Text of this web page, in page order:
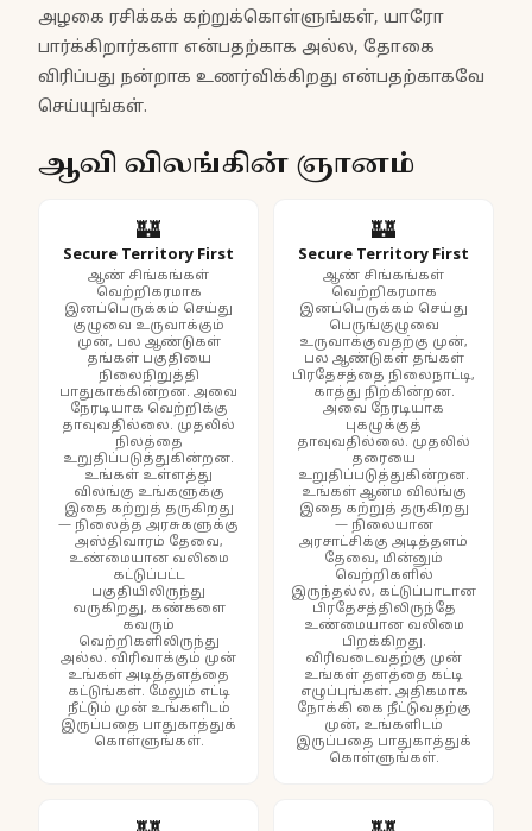
அழகை ரசிக்கக் கற்றுக்கொள்ளுங்கள், யாரோ
பார்க்கிறார்களா என்பதற்காக அல்ல, தோகை
விரிப்பது நன்றாக உணர்விக்கிறது என்பதற்காகவே
செய்யுங்கள்.
ஆவி விலங்கின் ஞானம்
🏰
Secure Territory First
ஆண் சிங்கங்கள்
வெற்றிகரமாக
இனப்பெருக்கம் செய்து
குழுவை உருவாக்கும்
முன், பல ஆண்டுகள்
தங்கள் பகுதியை
நிலைநிறுத்தி
பாதுகாக்கின்றன. அவை
நேரடியாக வெற்றிக்கு
தாவுவதில்லை. முதலில்
நிலத்தை
உறுதிப்படுத்துகின்றன.
உங்கள் உள்ளத்து
விலங்கு உங்களுக்கு
இதை கற்றுத் தருகிறது
— நிலைத்த அரசுகளுக்கு
அஸ்திவாரம் தேவை,
உண்மையான வலிமை
கட்டுப்பட்ட
பகுதியிலிருந்து
வருகிறது, கண்களை
கவரும்
வெற்றிகளிலிருந்து
அல்ல. விரிவாக்கும் முன்
உங்கள் அடித்தளத்தை
கட்டுங்கள். மேலும் எட்டி
நீட்டும் முன் உங்களிடம்
இருப்பதை பாதுகாத்துக்
கொள்ளுங்கள்.
🏰
Secure Territory First
ஆண் சிங்கங்கள்
வெற்றிகரமாக
இனப்பெருக்கம் செய்து
பெருங்குழுவை
உருவாக்குவதற்கு முன்,
பல ஆண்டுகள் தங்கள்
பிரதேசத்தை நிலைநாட்டி,
காத்து நிற்கின்றன.
அவை நேரடியாக
புகழுக்குத்
தாவுவதில்லை. முதலில்
தரையை
உறுதிப்படுத்துகின்றன.
உங்கள் ஆன்ம விலங்கு
இதை கற்றுத் தருகிறது
— நிலையான
அரசாட்சிக்கு அடித்தளம்
தேவை, மின்னும்
வெற்றிகளில்
இருந்தல்ல, கட்டுப்பாடான
பிரதேசத்திலிருந்தே
உண்மையான வலிமை
பிறக்கிறது.
விரிவடைவதற்கு முன்
உங்கள் தளத்தை கட்டி
எழுப்புங்கள். அதிகமாக
நோக்கி கை நீட்டுவதற்கு
முன், உங்களிடம்
இருப்பதை பாதுகாத்துக்
கொள்ளுங்கள்.